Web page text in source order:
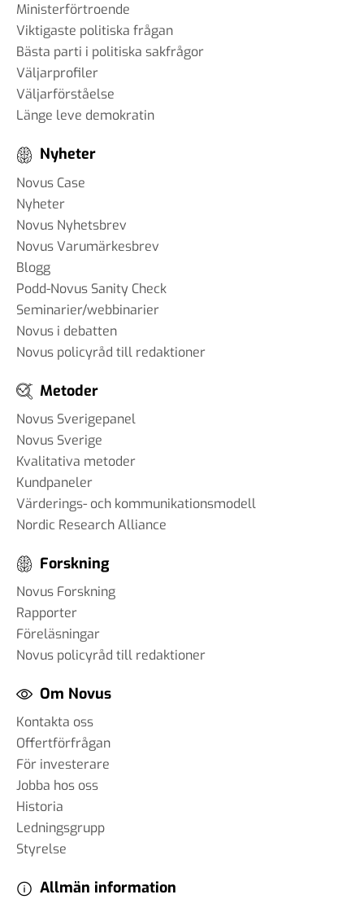
Ministerförtroende
Viktigaste politiska frågan
Bästa parti i politiska sakfrågor
Väljarprofiler
Väljarförståelse
Länge leve demokratin
Nyheter
Novus Case
Nyheter
Novus Nyhetsbrev
Novus Varumärkesbrev
Blogg
Podd-Novus Sanity Check
Seminarier/webbinarier
Novus i debatten
Novus policyråd till redaktioner
Metoder
Novus Sverigepanel
Novus Sverige
Kvalitativa metoder
Kundpaneler
Värderings- och kommunikationsmodell
Nordic Research Alliance
Forskning
Novus Forskning
Rapporter
Föreläsningar
Novus policyråd till redaktioner
Om Novus
Kontakta oss
Offertförfrågan
För investerare
Jobba hos oss
Historia
Ledningsgrupp
Styrelse
Allmän information